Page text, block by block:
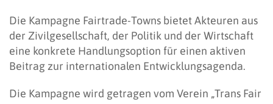
Die Kampagne Fairtrade-Towns bietet Akteuren aus
der Zivilgesellschaft, der Politik und der Wirtschaft
eine konkrete Handlungsoption für einen aktiven
Beitrag zur internationalen Entwicklungsagenda.
Die Kampagne wird getragen vom Verein „Trans Fair